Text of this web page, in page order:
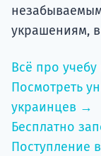
украшениям,
Всё про
Посмотреть
украинцев →
Бесплатно
Поступление